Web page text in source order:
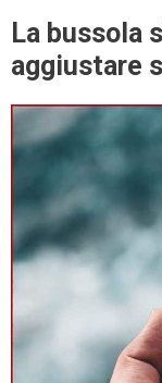
La bussola
aggiustare